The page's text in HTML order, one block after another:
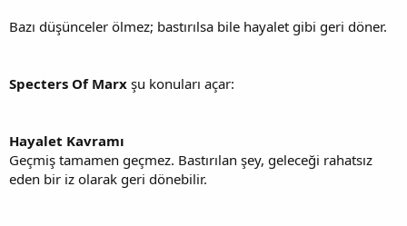
Bazı düşünceler ölmez; bastırılsa bile hayalet gibi geri döner.
Specters Of Marx şu konuları açar:
Hayalet Kavramı
Geçmiş tamamen geçmez. Bastırılan şey, geleceği rahatsız
eden bir iz olarak geri dönebilir.